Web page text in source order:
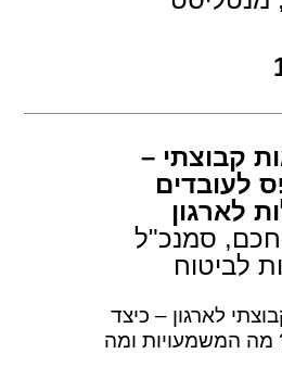
קבוצתי –
לעובדים
לארגון
סמנכ"ל
לביטוח
לארגון – כיצד
מה המשמעויות ומה